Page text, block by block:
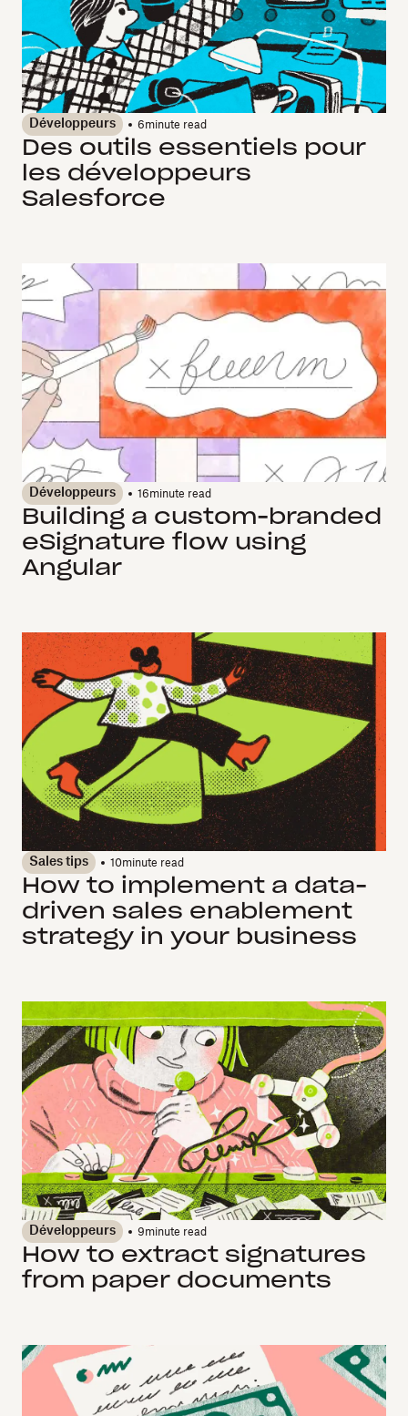
Développeurs 6minute read
Des outils essentiels pour
les développeurs
Salesforce
Développeurs 16minute read
Building a custom-branded
eSignature flow using
Angular
Sales tips 10minute read
How to implement a data-
driven sales enablement
strategy in your business
Développeurs 9minute read
How to extract signatures
from paper documents